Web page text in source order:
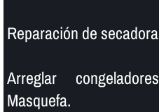
Reparación de
Arreglar
Masquefa.